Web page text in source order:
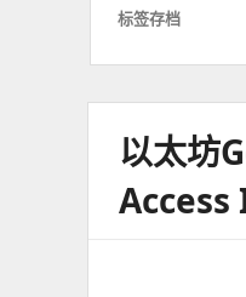
标签存档
以太坊